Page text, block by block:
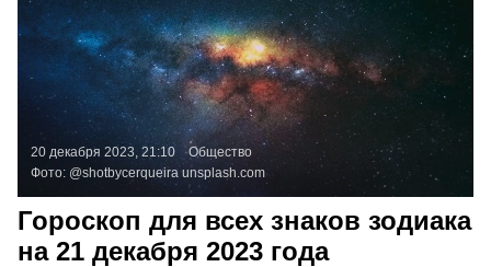
20 декабря 2023, 21:10
Общество
Фото: @shotbycerqueira unsplash.com
Гороскоп для всех знаков зодиака
на 21 декабря 2023 года